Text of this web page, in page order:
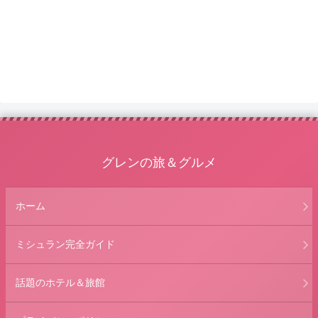
グレンの旅＆グルメ
ホーム
ミシュラン完全ガイド
話題のホテル＆旅館